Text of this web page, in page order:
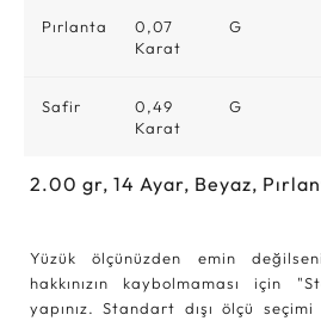
Pırlanta
0,07
Karat
G
Safir
0,49
Karat
G
2.00 gr, 14 Ayar, Beyaz,
Yüzük ölçünüzden emin
hakkınızın kaybolmaması için
yapınız. Standart dışı ölçü